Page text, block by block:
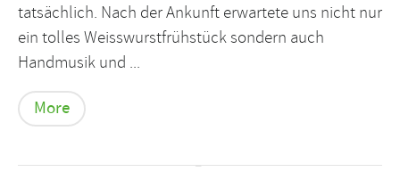
tatsächlich. Nach der Ankunft erwartete uns nicht nur
ein tolles Weisswurstfrühstück sondern auch
Handmusik und ...
More